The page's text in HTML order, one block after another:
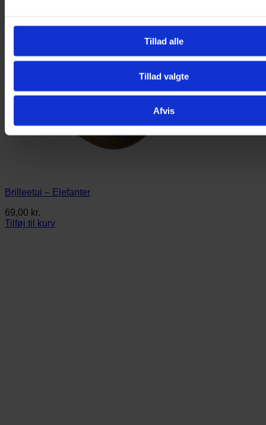
Tillad alle
Tillad valgte
Afvis
Brilleetui – Elefanter
69,00 kr.
Tilføj til kurv